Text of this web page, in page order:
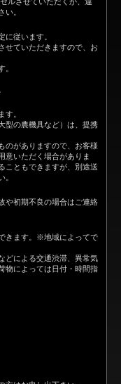
い。
に従います。
せていただきますので、お
。
す。
型の農機具など）は、提携
のがありますので、お客様
意いただく場合がありま
こともできますが、別途送
。
や初期不良の場合はご連絡
きます。※地域によってで
どによる交通渋滞、異常気
物によっては日付・時間指